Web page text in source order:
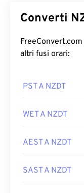
Converti
altri fusi orari:
PST A NZDT
WET A NZDT
AEST A NZDT
SAST A NZDT